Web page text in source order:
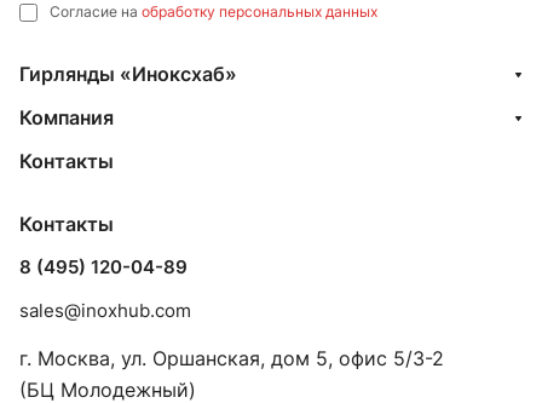
Согласие на обработку персональных данных
Гирлянды «Иноксхаб»
Компания
Контакты
Контакты
8 (495) 120-04-89
sales@inoxhub.com
г. Москва, ул. Оршанская, дом 5, офис 5/3-2
(БЦ Молодежный)